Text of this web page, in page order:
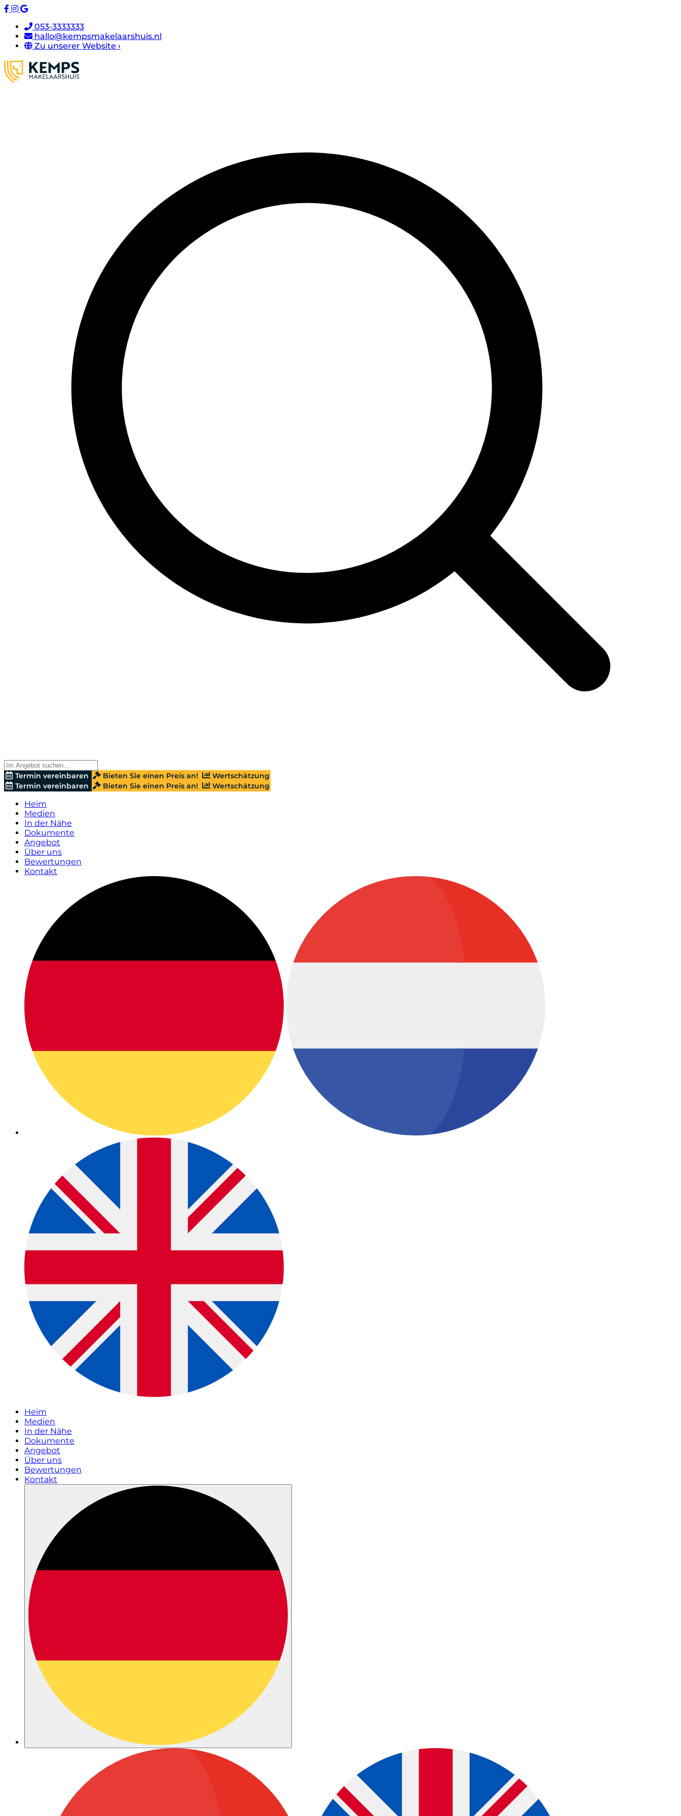
053-3333333
hallo@kempsmakelaarshuis.nl
Zu unserer Website ›
Termin vereinbaren Bieten Sie einen Preis an!
Wertschätzung
Termin vereinbaren
Bieten Sie einen Preis an! Wertschätzung
Heim
Medien
In der Nähe
Dokumente
Angebot
Über uns
Bewertungen
Kontakt
Heim
Medien
In der Nähe
Dokumente
Angebot
Über uns
Bewertungen
Kontakt